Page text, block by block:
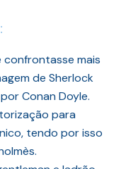
confrontasse mais
de Sherlock
Conan Doyle.
para
tendo por isso